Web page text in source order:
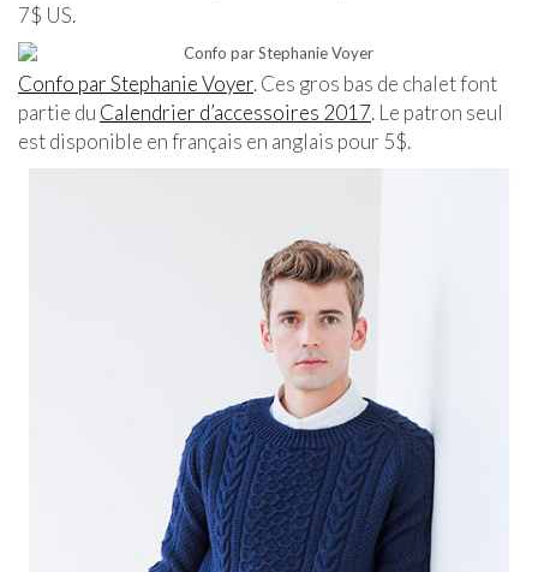
7$ US.
Confo par Stephanie Voyer. Ces gros bas de chalet font
partie du Calendrier d’accessoires 2017. Le patron seul
est disponible en français en anglais pour 5$.